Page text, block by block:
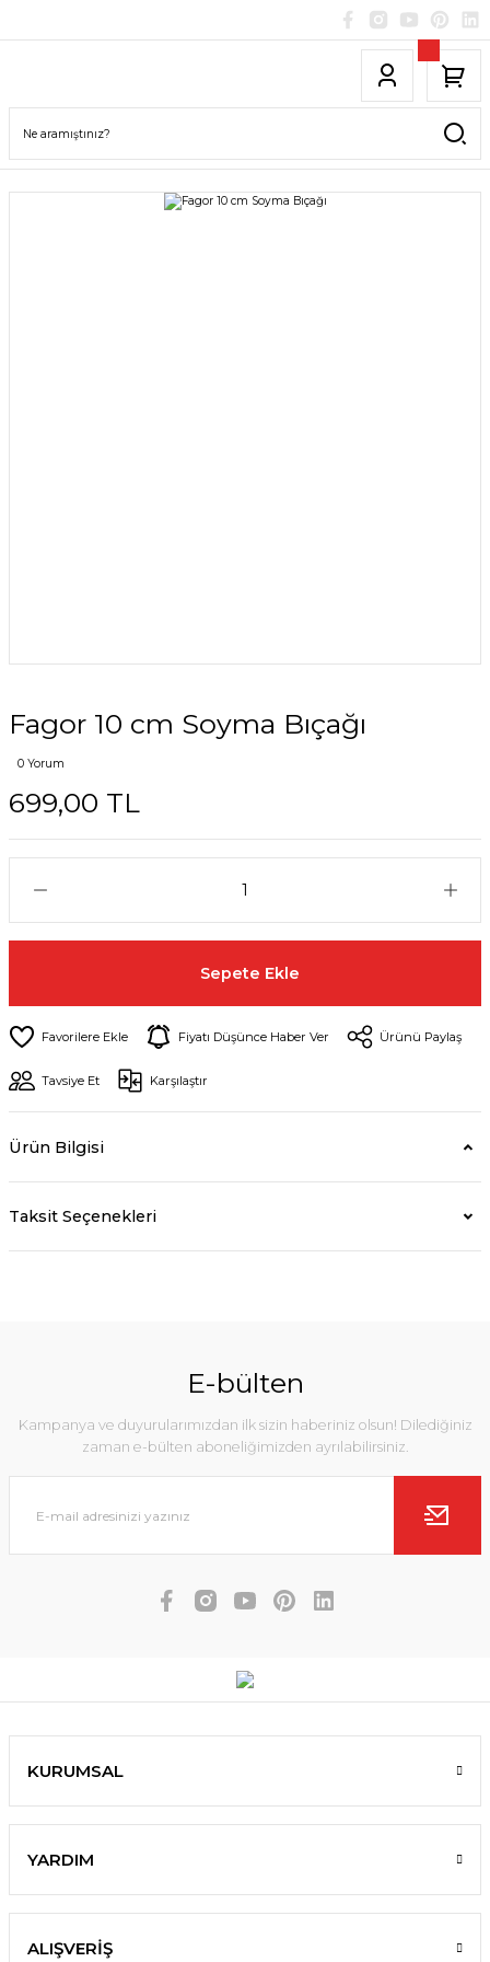
Fagor 10 cm Soyma Bıçağı
0 Yorum
699,00 TL
Sepete Ekle
Fiyatı Düşünce Haber Ver Ürünü Paylaş
Tavsiye Et Karşılaştır
Ürün Bilgisi
Taksit Seçenekleri
E-bülten
Kampanya ve duyurularımızdan ilk sizin haberiniz olsun! Dilediğiniz
zaman e-bülten aboneliğimizden ayrılabilirsiniz.
KURUMSAL
YARDIM
ALIŞVERİŞ